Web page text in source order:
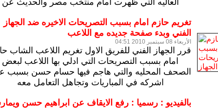
العاليه التي ظهرت امام منتخب مصر والحديث عن
تغريم حازم امام بسبب التصريحات الاخيره ضد الجهاز
الفني وبدء صفحة جديده مع اللاعب
الأربعاء 08 سبتمبر 2010 04:51
قرر الجهاز الفني للفريق الاول تغريم اللاعب الشاب
امام بسبب التصريحات التي ادلي بها اللاعب لبعض
الصحف المحليه والتي هاجم فيها حسام حسن بسبب
اشركه في المباريات وتجاهل التعامل معه
بالفيديو : رسميا : رفع الايقاف عن ابراهيم حسن